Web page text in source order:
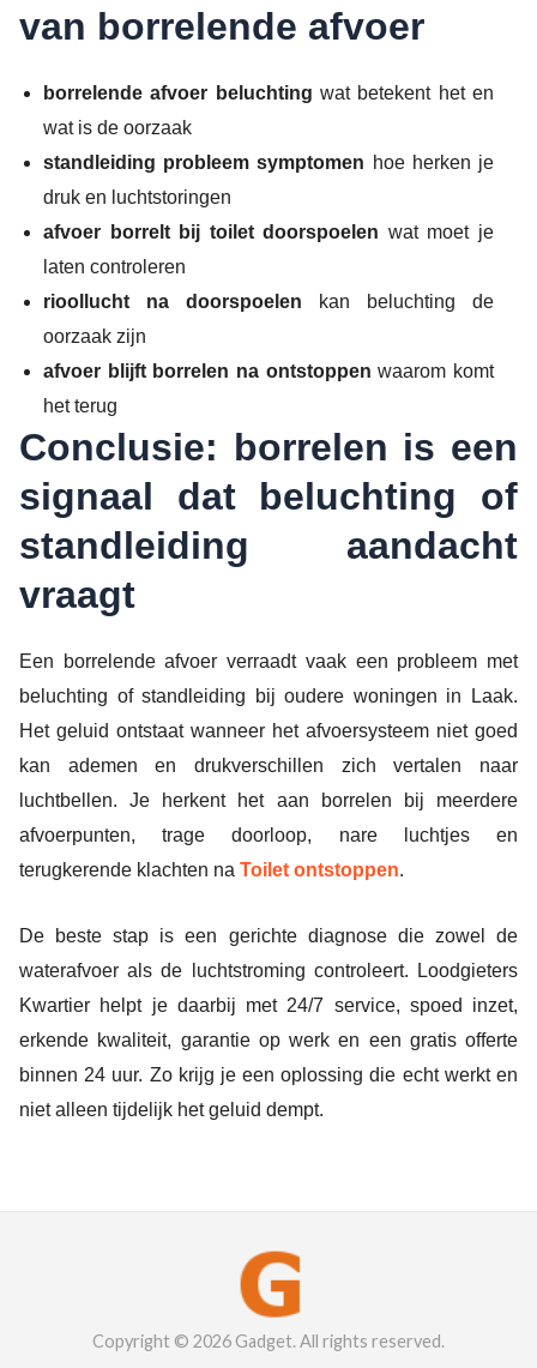
van borrelende afvoer
borrelende afvoer beluchting wat betekent het en
wat is de oorzaak
standleiding probleem symptomen hoe herken je
druk en luchtstoringen
afvoer borrelt bij toilet doorspoelen wat moet je
laten controleren
rioollucht na doorspoelen kan beluchting de
oorzaak zijn
afvoer blijft borrelen na ontstoppen waarom komt
het terug
Conclusie: borrelen is een
signaal dat beluchting of
standleiding aandacht
vraagt
Een borrelende afvoer verraadt vaak een probleem met
beluchting of standleiding bij oudere woningen in Laak.
Het geluid ontstaat wanneer het afvoersysteem niet goed
kan ademen en drukverschillen zich vertalen naar
luchtbellen. Je herkent het aan borrelen bij meerdere
afvoerpunten, trage doorloop, nare luchtjes en
terugkerende klachten na Toilet ontstoppen.
De beste stap is een gerichte diagnose die zowel de
waterafvoer als de luchtstroming controleert. Loodgieters
Kwartier helpt je daarbij met 24/7 service, spoed inzet,
erkende kwaliteit, garantie op werk en een gratis offerte
binnen 24 uur. Zo krijg je een oplossing die echt werkt en
niet alleen tijdelijk het geluid dempt.
Copyright © 2026 Gadget. All rights reserved.